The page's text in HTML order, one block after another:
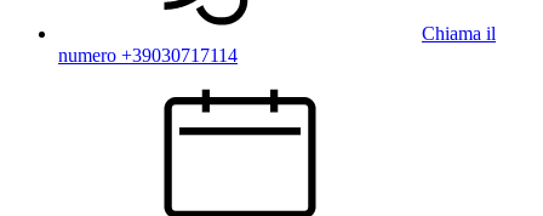
Chiama il
numero +39030717114